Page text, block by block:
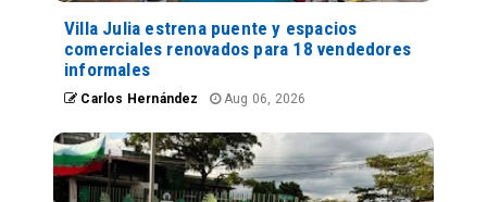
Villa Julia estrena puente y espacios
comerciales renovados para 18 vendedores
informales
Carlos Hernández Aug 06, 2026